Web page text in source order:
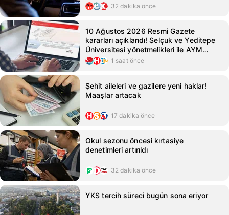
32 dakika önce
10 Ağustos 2026 Resmi Gazete
kararları açıklandı! Selçuk ve Yeditepe
Üniversitesi yönetmelikleri ile AYM
kararları Resmi Gazete'de!
1 saat önce
Şehit aileleri ve gazilere yeni haklar!
Maaşlar artacak
17 dakika önce
Okul sezonu öncesi kırtasiye
denetimleri artırıldı
32 dakika önce
YKS tercih süreci bugün sona eriyor